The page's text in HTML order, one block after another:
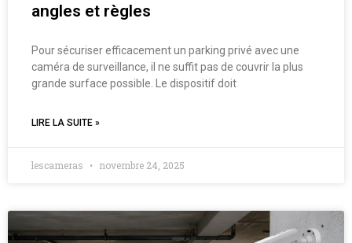
angles et règles
Pour sécuriser efficacement un parking privé avec une
caméra de surveillance, il ne suffit pas de couvrir la plus
grande surface possible. Le dispositif doit
LIRE LA SUITE »
lescameras novembre 24, 2025